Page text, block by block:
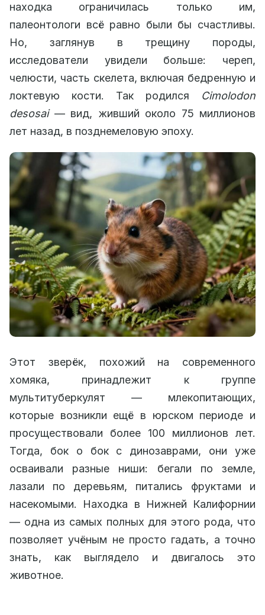
находка ограничилась только им,
палеонтологи всё равно были бы счастливы.
Но, заглянув в трещину породы,
исследователи увидели больше: череп,
челюсти, часть скелета, включая бедренную и
локтевую кости. Так родился Cimolodon
desosai— вид, живший около 75 миллионов
лет назад, в позднемеловую эпоху.
Этот зверёк, похожий на современного
хомяка, принадлежит к группе
мультитуберкулят — млекопитающих,
которые возникли ещё в юрском периоде и
просуществовали более 100 миллионов лет.
Тогда, бок о бок с динозаврами, они уже
осваивали разные ниши: бегали по земле,
лазали по деревьям, питались фруктами и
насекомыми. Находка в Нижней Калифорнии
— одна из самых полных для этого рода, что
позволяет учёным не просто гадать, а точно
знать, как выглядело и двигалось это
животное.